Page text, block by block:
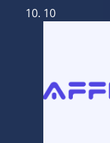
10